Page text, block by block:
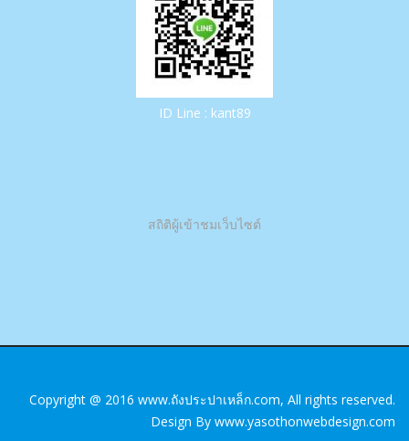
ID Line : kant89
สถิติผู้เข้าชมเว็บไซต์
Copyright @ 2016 www.ถังประปาเหล็ก.com, All rights reserved.
Design By www.yasothonwebdesign.com